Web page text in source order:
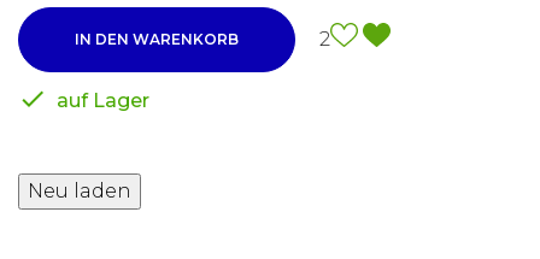
IN DEN WARENKORB 2
 auf Lager